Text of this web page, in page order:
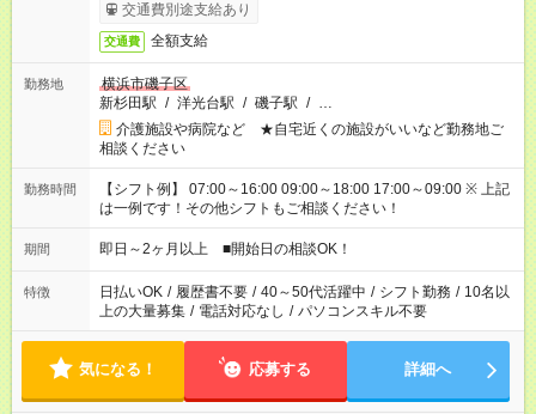
交通費別途支給あり
交通費 全額支給
勤務地
横浜市磯子区
新杉田駅 / 洋光台駅 / 磯子駅 / …
介護施設や病院など ★自宅近くの施設がいいなど勤務地ご
相談ください
勤務時間
【シフト例】 07:00～16:00 09:00～18:00 17:00～09:00 ※ 上記
は一例です！その他シフトもご相談ください！
期間 即日～2ヶ月以上 ■開始日の相談OK！
特徴 日払いOK / 履歴書不要 / 40～50代活躍中 / シフト勤務 / 10名以
上の大量募集 / 電話対応なし / パソコンスキル不要
気になる！ 応募する 詳細へ